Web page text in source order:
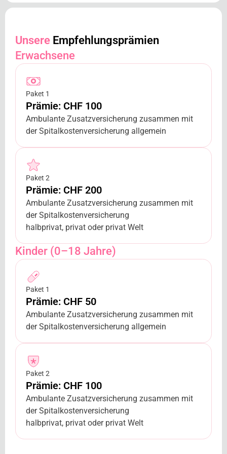
Unsere Empfehlungsprämien
Erwachsene
Paket 1
Prämie: CHF 100
Ambulante Zusatzversicherung zusammen mit
der Spitalkostenversicherung allgemein
Paket 2
Prämie: CHF 200
Ambulante Zusatzversicherung zusammen mit
der Spitalkostenversicherung
halbprivat, privat oder privat Welt
Kinder (0–18 Jahre)
Paket 1
Prämie: CHF 50
Ambulante Zusatzversicherung zusammen mit
der Spitalkostenversicherung allgemein
Paket 2
Prämie: CHF 100
Ambulante Zusatzversicherung zusammen mit
der Spitalkostenversicherung
halbprivat, privat oder privat Welt